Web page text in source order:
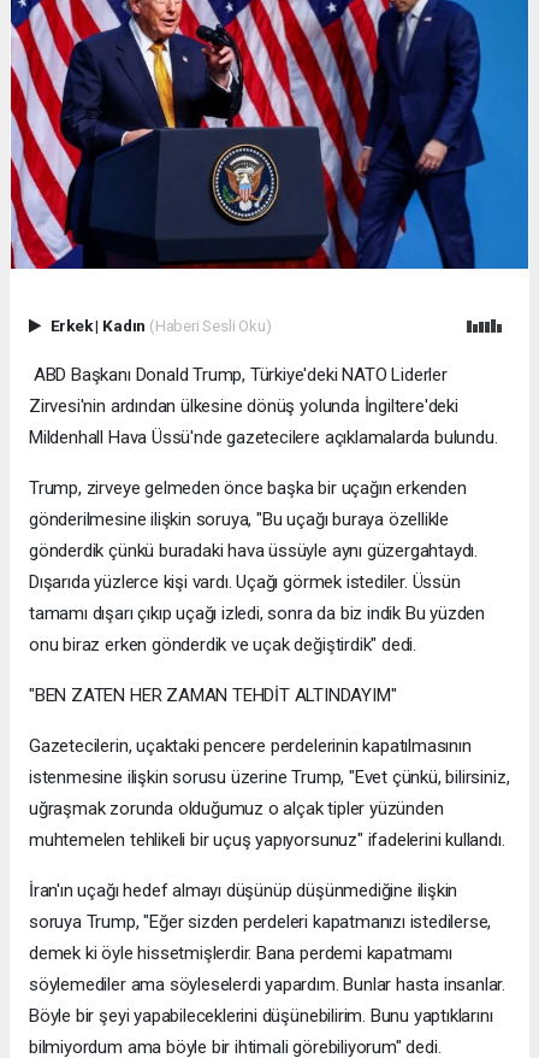
Erkek| Kadın (Haberi Sesli Oku)
ABD Başkanı Donald Trump, Türkiye'deki NATO Liderler
Zirvesi'nin ardından ülkesine dönüş yolunda İngiltere'deki
Mildenhall Hava Üssü'nde gazetecilere açıklamalarda bulundu.
Trump, zirveye gelmeden önce başka bir uçağın erkenden
gönderilmesine ilişkin soruya, "Bu uçağı buraya özellikle
gönderdik çünkü buradaki hava üssüyle aynı güzergahtaydı.
Dışarıda yüzlerce kişi vardı. Uçağı görmek istediler. Üssün
tamamı dışarı çıkıp uçağı izledi, sonra da biz indik Bu yüzden
onu biraz erken gönderdik ve uçak değiştirdik" dedi.
"BEN ZATEN HER ZAMAN TEHDİT ALTINDAYIM"
Gazetecilerin, uçaktaki pencere perdelerinin kapatılmasının
istenmesine ilişkin sorusu üzerine Trump, "Evet çünkü, bilirsiniz,
uğraşmak zorunda olduğumuz o alçak tipler yüzünden
muhtemelen tehlikeli bir uçuş yapıyorsunuz" ifadelerini kullandı.
İran'ın uçağı hedef almayı düşünüp düşünmediğine ilişkin
soruya Trump, "Eğer sizden perdeleri kapatmanızı istedilerse,
demek ki öyle hissetmişlerdir. Bana perdemi kapatmamı
söylemediler ama söyleselerdi yapardım. Bunlar hasta insanlar.
Böyle bir şeyi yapabileceklerini düşünebilirim. Bunu yaptıklarını
bilmiyordum ama böyle bir ihtimali görebiliyorum" dedi.